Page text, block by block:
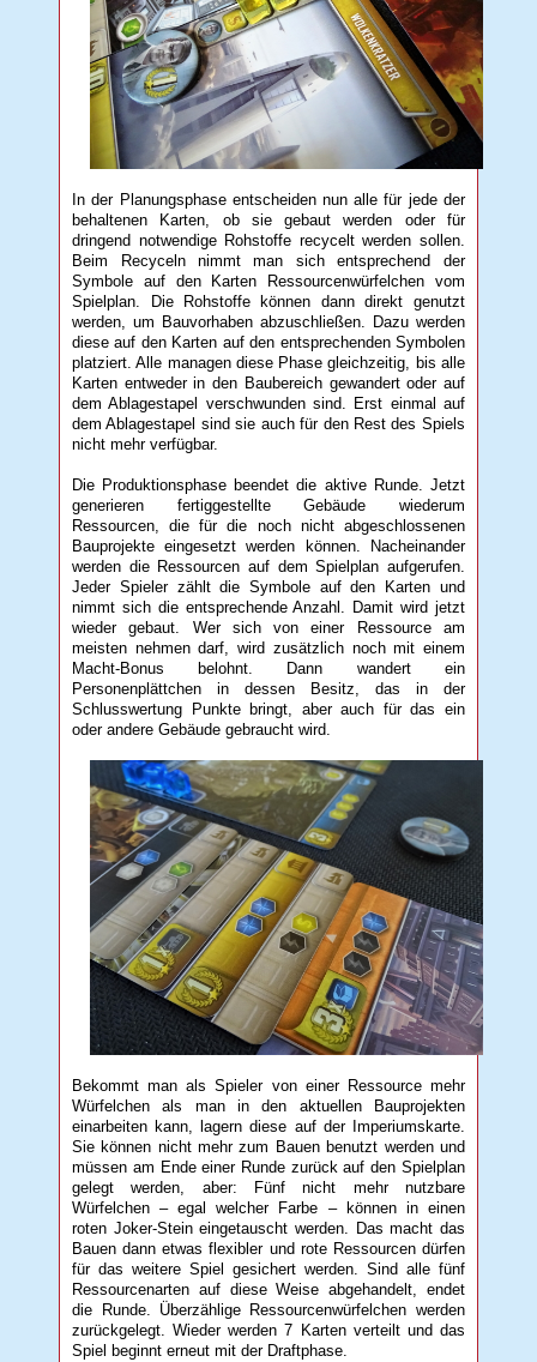
In der Planungsphase entscheiden nun alle für jede der
behaltenen Karten, ob sie gebaut werden oder für
dringend notwendige Rohstoffe recycelt werden sollen.
Beim Recyceln nimmt man sich entsprechend der
Symbole auf den Karten Ressourcenwürfelchen vom
Spielplan. Die Rohstoffe können dann direkt genutzt
werden, um Bauvorhaben abzuschließen. Dazu werden
diese auf den Karten auf den entsprechenden Symbolen
platziert. Alle managen diese Phase gleichzeitig, bis alle
Karten entweder in den Baubereich gewandert oder auf
dem Ablagestapel verschwunden sind. Erst einmal auf
dem Ablagestapel sind sie auch für den Rest des Spiels
nicht mehr verfügbar.
Die Produktionsphase beendet die aktive Runde. Jetzt
generieren fertiggestellte Gebäude wiederum
Ressourcen, die für die noch nicht abgeschlossenen
Bauprojekte eingesetzt werden können. Nacheinander
werden die Ressourcen auf dem Spielplan aufgerufen.
Jeder Spieler zählt die Symbole auf den Karten und
nimmt sich die entsprechende Anzahl. Damit wird jetzt
wieder gebaut. Wer sich von einer Ressource am
meisten nehmen darf, wird zusätzlich noch mit einem
Macht-Bonus belohnt. Dann wandert ein
Personenplättchen in dessen Besitz, das in der
Schlusswertung Punkte bringt, aber auch für das ein
oder andere Gebäude gebraucht wird.
Bekommt man als Spieler von einer Ressource mehr
Würfelchen als man in den aktuellen Bauprojekten
einarbeiten kann, lagern diese auf der Imperiumskarte.
Sie können nicht mehr zum Bauen benutzt werden und
müssen am Ende einer Runde zurück auf den Spielplan
gelegt werden, aber: Fünf nicht mehr nutzbare
Würfelchen – egal welcher Farbe – können in einen
roten Joker-Stein eingetauscht werden. Das macht das
Bauen dann etwas flexibler und rote Ressourcen dürfen
für das weitere Spiel gesichert werden. Sind alle fünf
Ressourcenarten auf diese Weise abgehandelt, endet
die Runde. Überzählige Ressourcenwürfelchen werden
zurückgelegt. Wieder werden 7 Karten verteilt und das
Spiel beginnt erneut mit der Draftphase.